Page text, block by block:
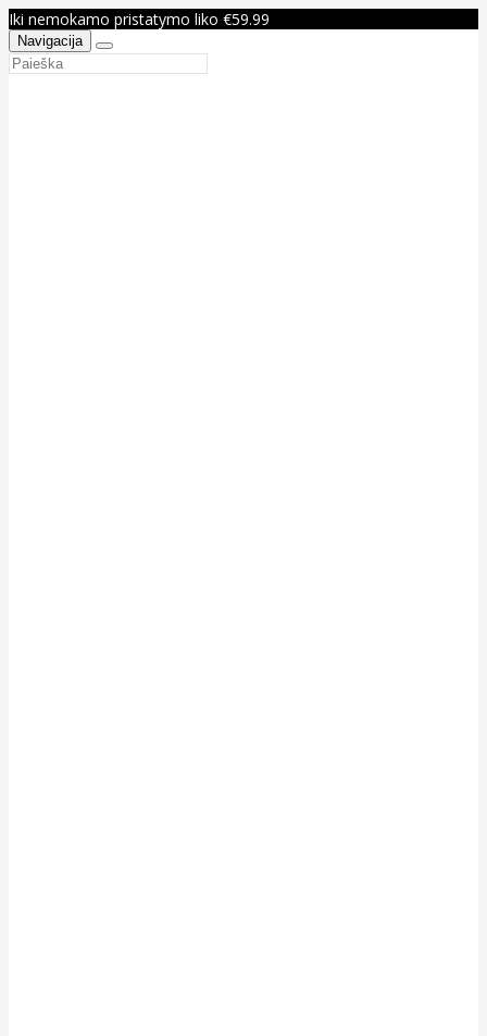
Iki nemokamo pristatymo liko €59.99
Navigacija